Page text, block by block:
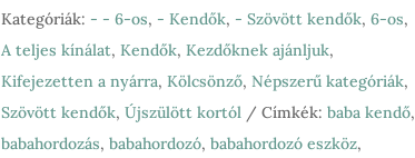
Sole
occidente
6-
os
mennyiség
Kategóriák: - - 6-os, - Kendők, - Szövött kendők, 6-os,
A teljes kínálat, Kendők, Kezdőknek ajánljuk,
Kifejezetten a nyárra, Kölcsönző, Népszerű kategóriák,
Szövött kendők, Újszülött kortól Címkék: baba kendő,
babahordozás, babahordozó, babahordozó eszköz,